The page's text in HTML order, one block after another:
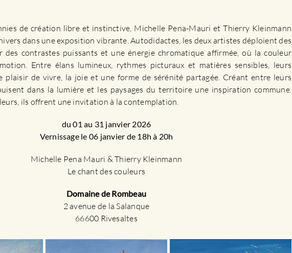
de création libre et instinctive, Michelle Pena-Mauri et Thierry Kleinmann
dans une exposition vibrante. Autodidactes, les deux artistes déploient des
des contrastes puissants et une énergie chromatique affirmée, où la couleur
Entre élans lumineux, rythmes picturaux et matières sensibles, leurs
plaisir de vivre, la joie et une forme de sérénité partagée. Créant entre leurs
dans la lumière et les paysages du territoire une inspiration commune.
ils offrent une invitation à la contemplation.
du 01 au 31 janvier 2026
Vernissage le 06 janvier de 18h à 20h
Michelle Pena Mauri & Thierry Kleinmann
Le chant des couleurs
Domaine de Rombeau
2 avenue de la Salanque
66600 Rivesaltes